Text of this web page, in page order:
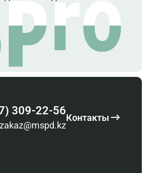
309-22-56
zakaz@mspd.kz
Контакты